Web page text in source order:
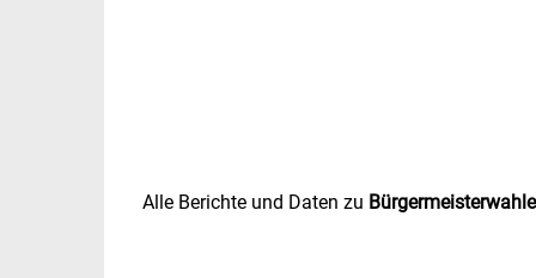
Alle Berichte und Daten zu